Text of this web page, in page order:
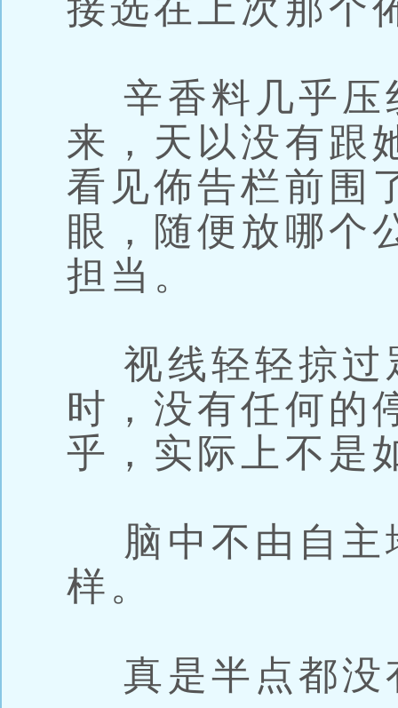
接选在上次那个
辛香料几乎压
来，天以没有跟
看见佈告栏前围
眼，随便放哪个
担当。
视线轻轻掠过
时，没有任何的
乎，实际上不是
脑中不由自主
样。
真是半点都没